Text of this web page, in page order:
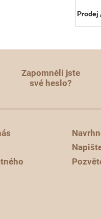
Prodej
Zapomněli jste
své heslo?